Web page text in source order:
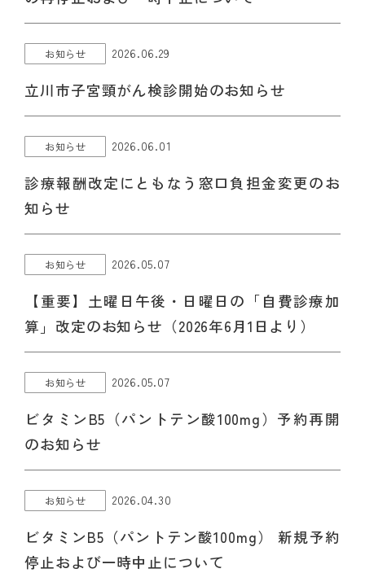
立川市子宮頸がん検診開始のお知らせ
お知らせ 2026.06.29
診療報酬改定にともなう窓口負担金変更のお
知らせ
お知らせ 2026.06.01
【重要】土曜日午後・日曜日の「自費診療加
算」改定のお知らせ（2026年6月1日より）
お知らせ 2026.05.07
ビタミンB5（パントテン酸100mg）予約再開
のお知らせ
お知らせ 2026.05.07
ビタミンB5（パントテン酸100mg） 新規予約
停止および一時中止について
お知らせ 2026.04.30
料金表
診療案内
よくある質問
採用情報